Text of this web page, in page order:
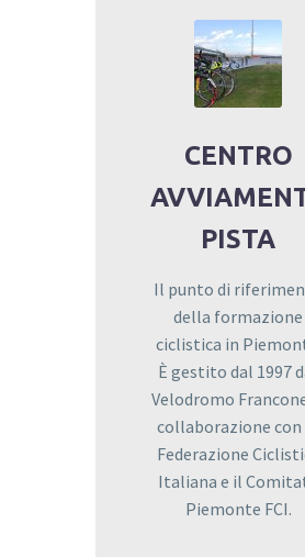
CENTRO
PISTA
Il punto di
della formazione
ciclistica in
È gestito dal 1997
Velodromo
collaborazione con
Federazione
Italiana e il
Piemonte FCI.